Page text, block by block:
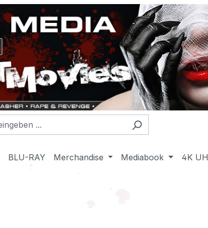
BLU-RAY Merchandise Mediabook 4K